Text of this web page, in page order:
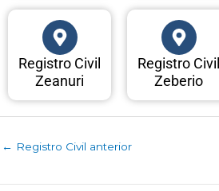
Registro Civil
Zeanuri
Registro Civil
Zeberio
← Registro Civil anterior